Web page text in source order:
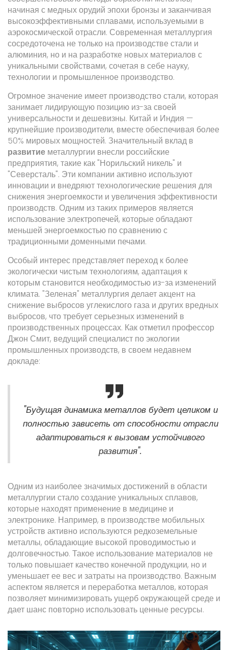
начиная с медных орудий эпохи бронзы и заканчивая
высокоэффективными сплавами, используемыми в
аэрокосмической отрасли. Современная металлургия
сосредоточена не только на производстве стали и
алюминия, но и на разработке новых материалов с
уникальными свойствами, сочетая в себе науку,
технологии и промышленное производство.
Огромное значение имеет производство стали, которая
занимает лидирующую позицию из-за своей
универсальности и дешевизны. Китай и Индия —
крупнейшие производители, вместе обеспечивая более
50% мировых мощностей. Значительный вклад в
развитие металлургии внесли российские
предприятия, такие как "Норильский никель" и
"Северсталь". Эти компании активно используют
инновации и внедряют технологические решения для
снижения энергоемкости и увеличения эффективности
производств. Одним из таких примеров является
использование электропечей, которые обладают
меньшей энергоемкостью по сравнению с
традиционными доменными печами.
Особый интерес представляет переход к более
экологически чистым технологиям, адаптация к
которым становится необходимостью из-за изменений
климата. "Зеленая" металлургия делает акцент на
снижение выбросов углекислого газа и других вредных
выбросов, что требует серьезных изменений в
производственных процессах. Как отметил профессор
Джон Смит, ведущий специалист по экологии
промышленных производств, в своем недавнем
докладе:
"Будущая динамика металлов будет целиком и
полностью зависеть от способности отрасли
адаптироваться к вызовам устойчивого
развития".
Одним из наиболее значимых достижений в области
металлургии стало создание уникальных сплавов,
которые находят применение в медицине и
электронике. Например, в производстве мобильных
устройств активно используются редкоземельные
металлы, обладающие высокой проводимостью и
долговечностью. Такое использование материалов не
только повышает качество конечной продукции, но и
уменьшает ее вес и затраты на производство. Важным
аспектом является и переработка металлов, которая
позволяет минимизировать ущерб окружающей среде и
дает шанс повторно использовать ценные ресурсы.